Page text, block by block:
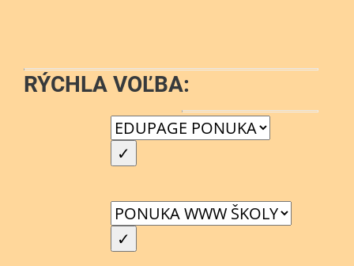
RÝCHLA VOĽBA: